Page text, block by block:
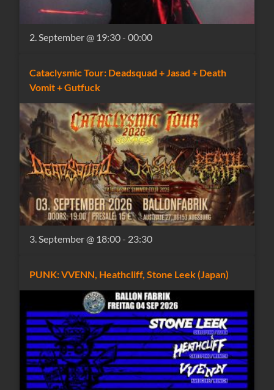
2. September @ 19:30-00:00
Cataclysmic Tour: Deadsquad + Jasad + Death
Vomit + Gutfuck
3. September @ 18:00- 23:30
PUNK: VVENN, Heathcliff, Stone Leek (Japan)